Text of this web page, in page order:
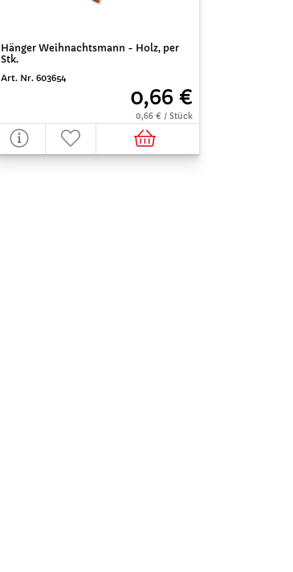
Hänger Weihnachtsmann - Holz, per
Stk.
Art. Nr. 603654
0,66 €
0,66 € / Stück